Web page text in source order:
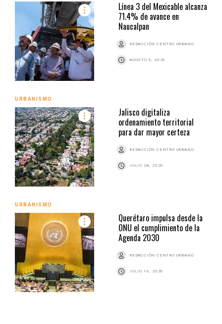
Línea 3 del Mexicable alcanza
71.4% de avance en
Naucalpan
REDACCIÓN CENTRO URBANO
AGOSTO 6, 2026
URBANISMO
Jalisco digitaliza
ordenamiento territorial
para dar mayor certeza
REDACCIÓN CENTRO URBANO
JULIO 28, 2026
URBANISMO
Querétaro impulsa desde la
ONU el cumplimiento de la
Agenda 2030
REDACCIÓN CENTRO URBANO
JULIO 16, 2026